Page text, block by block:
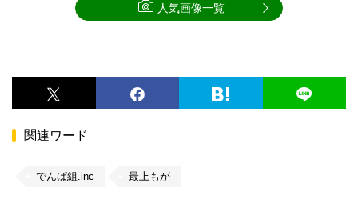
関連ワード
でんぱ組.inc 最上もが
人気画像一覧